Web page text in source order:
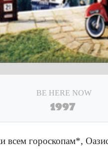
BE HERE NOW
1997
всем гороскопам*,